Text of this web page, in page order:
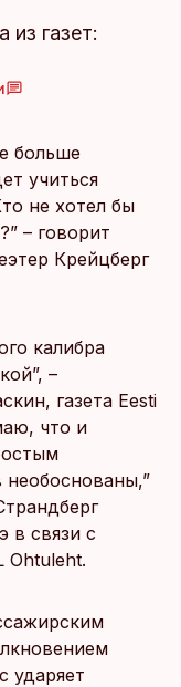
из газет:
больше
учиться
не хотел бы
– говорит
Крейцберг
калибра
–
газета Eesti
что и
в связи с
Ohtuleht.
ударяет